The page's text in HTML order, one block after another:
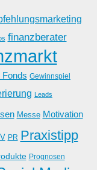
finanzberater
Gewinnspiel
Leads
Messe Motivation
PR Praxistipp
Prognosen